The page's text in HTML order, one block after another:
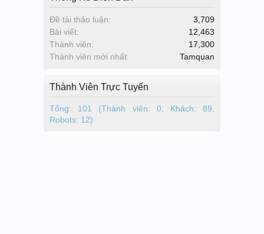
Đề tài thảo luận:
3,709
Bài viết:
12,463
Thành viên:
17,300
Thành viên mới nhất:
Tamquan
Thành Viên Trực Tuyến
Tổng: 101 (Thành viên: 0, Khách: 89,
Robots: 12)